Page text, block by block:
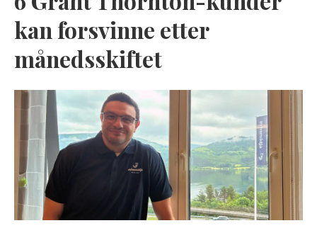
kan forsvinne etter
månedsskiftet